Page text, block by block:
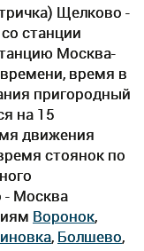
Щелково -
станции
Москва-
время в
пригородный
на 15
движения
стоянок по
- Москва
Воронок,
, Болшево,